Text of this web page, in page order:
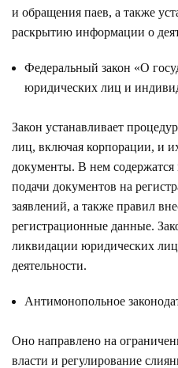
и обращения паев, а также
раскрытию информации о
Федеральный закон «О
юридических лиц и
Закон устанавливает
лиц, включая корпорации, и
документы. В нем
подачи документов на
заявлений, а также правил
регистрационные данные.
ликвидации юридических
деятельности.
Антимонопольное
Оно направлено на
власти и регулирование